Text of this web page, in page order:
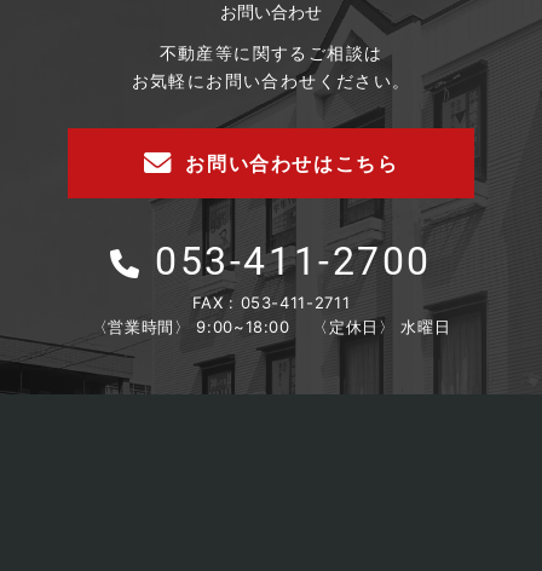
お問い合わせ
不動産等に関するご相談は
お気軽にお問い合わせください。
053-411-2700
FAX : 053-411-2711
〈営業時間〉 9:00~18:00
〈定休日〉 水曜日
お問い合わせはこちら